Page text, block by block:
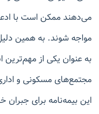
می‌دهند ممکن است با
مواجه شوند. به همین
به عنوان یکی از
مجتمع‌های مسکونی و
این بیمه‌نامه برای